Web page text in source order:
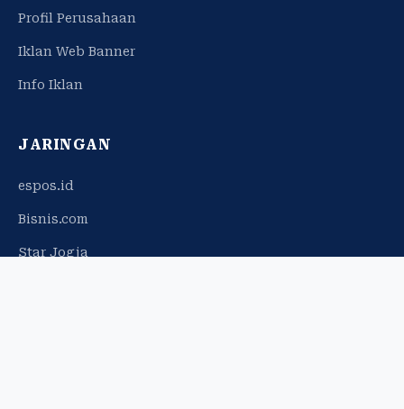
Profil Perusahaan
Iklan Web Banner
Info Iklan
JARINGAN
espos.id
Bisnis.com
Star Jogja